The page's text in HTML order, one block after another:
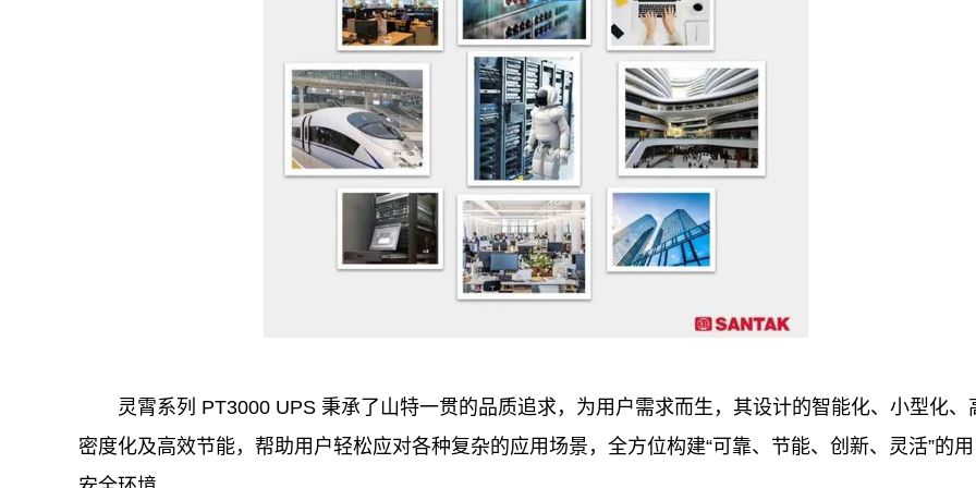
灵霄系列 PT3000 UPS 秉承了山特一贯的品质追求，为用户需求而生，其设计的智能化、小型化、
密度化及高效节能，帮助用户轻松应对各种复杂的应用场景，全方位构建“可靠、节能、创新、灵活”的